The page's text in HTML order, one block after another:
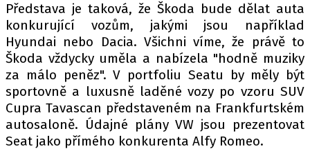
Máte příběh, fotku nebo video?
Pošlete e-mail na autoroad.cz
ETICKÝ KODEX
KONTAKT
VYDAVATEL
Představa je taková, že Škoda bude dělat auta
konkurující vozům, jakými jsou například
Hyundai nebo Dacia. Všichni víme, že právě to
Škoda vždycky uměla a nabízela "hodně muziky
za málo peněz". V portfoliu Seatu by měly být
sportovně a luxusně laděné vozy po vzoru SUV
Cupra Tavascan představeném na Frankfurtském
autosaloně. Údajné plány VW jsou prezentovat
Seat jako přímého konkurenta Alfy Romeo.